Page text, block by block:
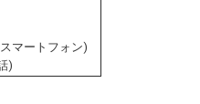
マートフォン)
)